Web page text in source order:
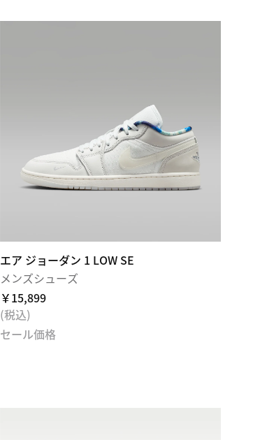
エア ジョーダン 1 LOW SE
メンズシューズ
￥15,899
(税込)
セール価格